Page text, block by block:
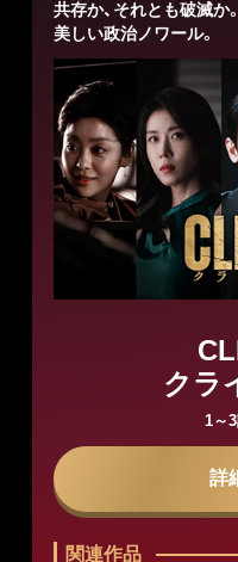
共存か、それとも破滅か
美しい政治ノワール。
クラ
1～
詳
関連作品